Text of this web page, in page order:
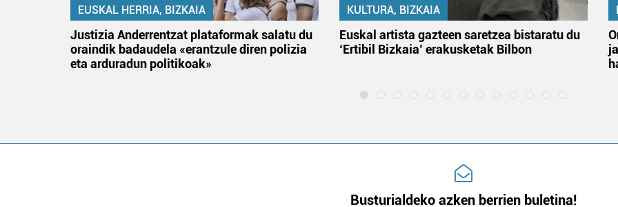
EUSKAL HERRIA, BIZKAIA
Justizia Anderrentzat plataformak salatu du
oraindik badaudela «erantzule diren polizia
eta arduradun politikoak»
KULTURA, BIZKAIA
Euskal artista gazteen saretzea bistaratu du
‘Ertibil Bizkaia’ erakusketak Bilbon
Busturialdeko azken berrien buletina!